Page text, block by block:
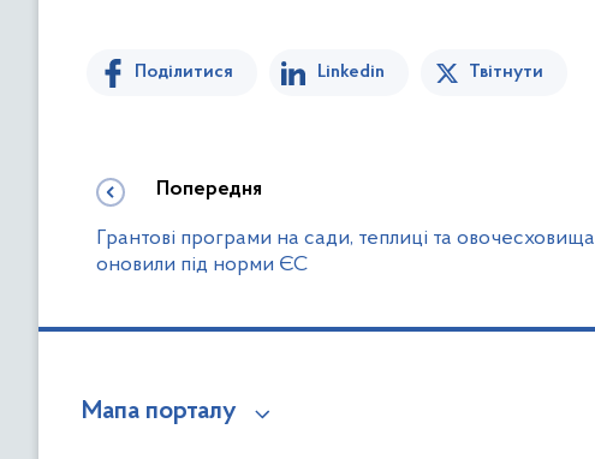
Поділитися Linkedin Твітнути
Попередня
Грантові програми на сади, теплиці та овочесховища
оновили під норми ЄС
Мапа порталу